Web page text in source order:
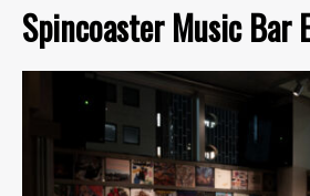
Spincoaster Music Bar